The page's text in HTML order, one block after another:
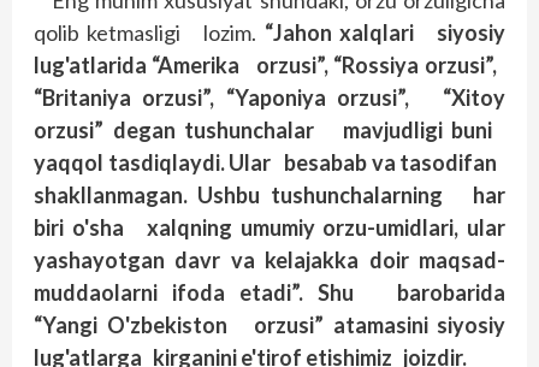
qolib ketmasligi lozim. “Jahon xalqlari siyosiy
lug'atlarida “Amerika orzusi”, “Rossiya or­zusi”,
“Britaniya orzusi”, “Yaponiya orzusi”, “Xitoy
orzusi” degan tushunchalar mavjudligi buni
yaqqol tasdiqlaydi. Ular besabab va tasodifan
shakllanmagan. Ushbu tushunchalarning har
biri o'sha xalqning umumiy orzu-­umidlari, ular
yashayotgan davr va kelajakka doir maqsad-
muddaolarni ifoda etadi”. Shu barobarida
“Yangi O'zbekiston orzusi” atamasini siyosiy
lug'atlarga kirganini e'tirof etishimiz joizdir.